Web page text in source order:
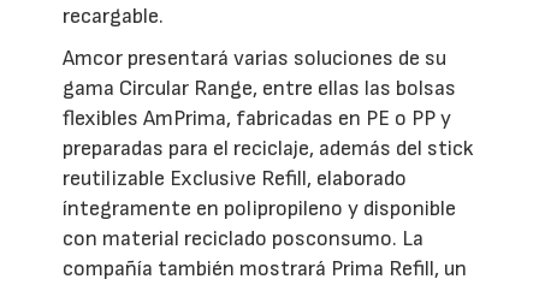
recargable.
Amcor presentará varias soluciones de su
gama Circular Range, entre ellas las bolsas
flexibles AmPrima, fabricadas en PE o PP y
preparadas para el reciclaje, además del stick
reutilizable Exclusive Refill, elaborado
íntegramente en polipropileno y disponible
con material reciclado posconsumo. La
compañía también mostrará Prima Refill, un